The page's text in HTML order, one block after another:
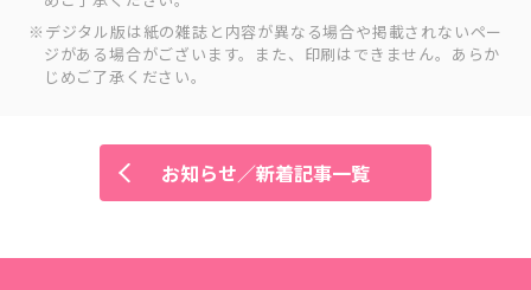
デジタル版は紙の雑誌と内容が異なる場合や掲載されないペー
ジがある場合がございます。また、印刷はできません。あらか
じめご了承ください。
お知らせ／新着記事一覧